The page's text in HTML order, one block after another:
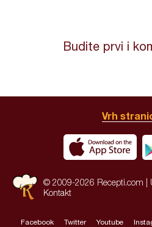
Budite prvi i
Vrh
© 2009-2026 Recepti.com |
Kontakt
Facebook Twitter Youtube